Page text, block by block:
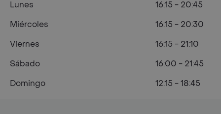
Lunes
16:15 - 20:45
Miércoles
16:15 - 20:30
Viernes
16:15 - 21:10
Sábado
16:00 - 21:45
Domingo
12:15 - 18:45